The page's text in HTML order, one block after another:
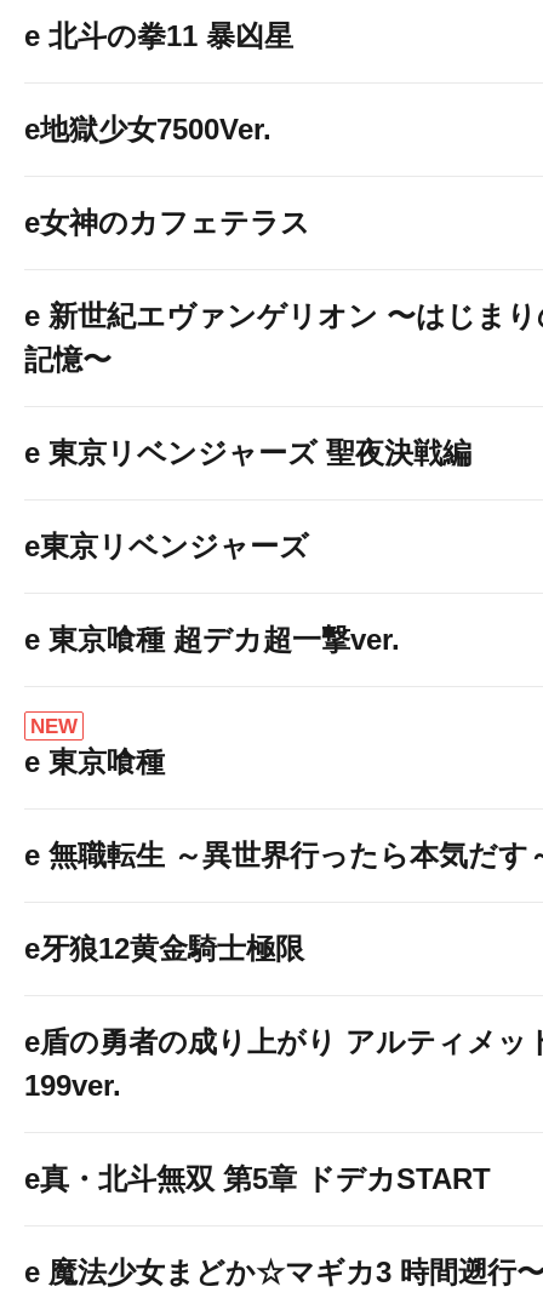
e 北斗の拳11 暴凶星
e地獄少女7500Ver.
e女神のカフェテラス
e 新世紀エヴァンゲリオン 〜はじま
記憶〜
e 東京リベンジャーズ 聖夜決戦編
e東京リベンジャーズ
e 東京喰種 超デカ超一撃ver.
NEW
e 東京喰種
e 無職転生 ～異世界行ったら本気だす
e牙狼12黄金騎士極限
e盾の勇者の成り上がり アルティメッ
199ver.
e真・北斗無双 第5章 ドデカSTART
e 魔法少女まどか☆マギカ3 時間遡行